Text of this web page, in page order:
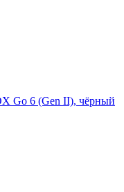
Go 6 (Gen II), чёрный